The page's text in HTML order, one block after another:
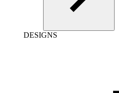
DESIGNS